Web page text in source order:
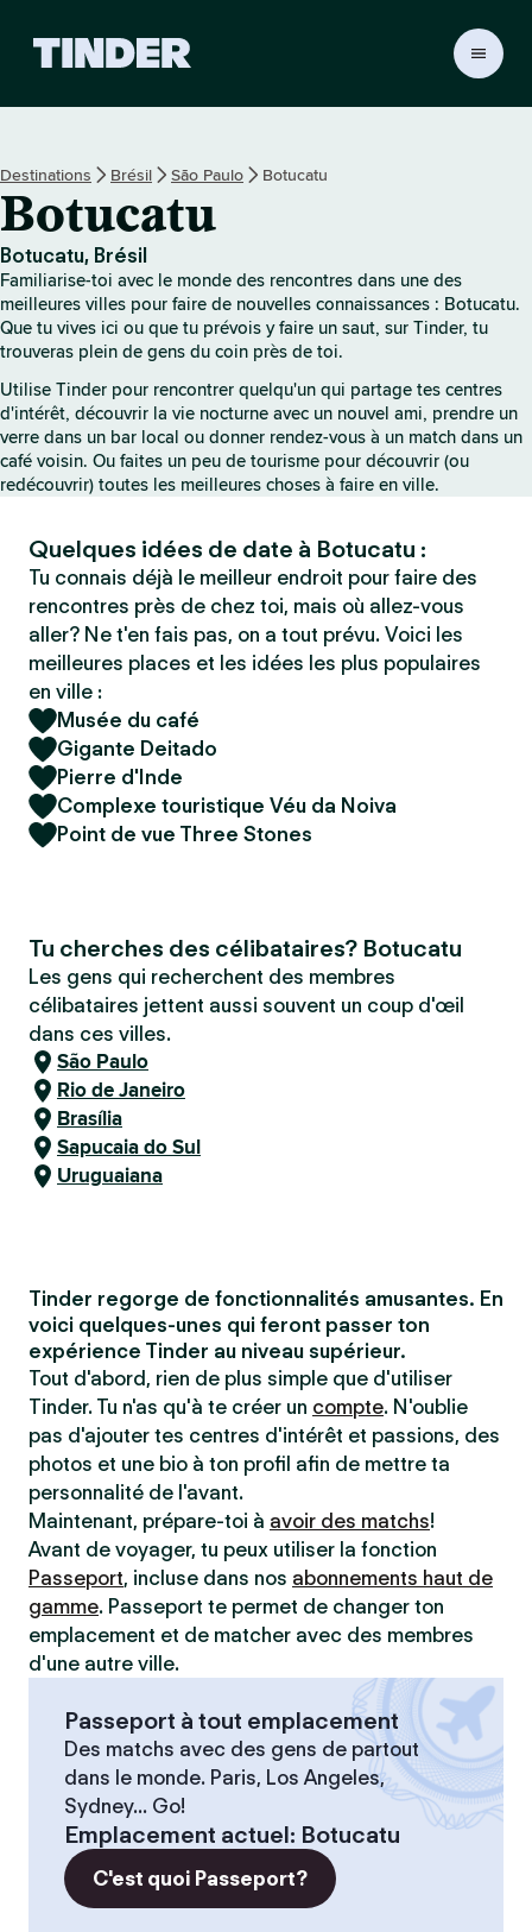
i
T
n
d
e
r
Destinations Brésil São Paulo Botucatu
Botucatu
Botucatu, Brésil
Familiarise-toi avec le monde des rencontres dans une des
meilleures villes pour faire de nouvelles connaissances : Botucatu.
Que tu vives ici ou que tu prévois y faire un saut, sur Tinder, tu
trouveras plein de gens du coin près de toi.
Utilise Tinder pour rencontrer quelqu'un qui partage tes centres
d'intérêt, découvrir la vie nocturne avec un nouvel ami, prendre un
verre dans un bar local ou donner rendez-vous à un match dans un
café voisin. Ou faites un peu de tourisme pour découvrir (ou
redécouvrir) toutes les meilleures choses à faire en ville.
Quelques idées de date à Botucatu :
Tu connais déjà le meilleur endroit pour faire des
rencontres près de chez toi, mais où allez-vous
aller? Ne t'en fais pas, on a tout prévu. Voici les
meilleures places et les idées les plus populaires
en ville :
Musée du café
Gigante Deitado
Pierre d'Inde
Complexe touristique Véu da Noiva
Point de vue Three Stones
Tu cherches des célibataires? Botucatu
Les gens qui recherchent des membres
célibataires jettent aussi souvent un coup d'œil
dans ces villes.
São Paulo
Rio de Janeiro
Brasília
Sapucaia do Sul
Uruguaiana
Tinder regorge de fonctionnalités amusantes. En
voici quelques-unes qui feront passer ton
expérience Tinder au niveau supérieur.
Tout d'abord, rien de plus simple que d'utiliser
Tinder. Tu n'as qu'à te créer un compte. N'oublie
pas d'ajouter tes centres d'intérêt et passions, des
photos et une bio à ton profil afin de mettre ta
personnalité de l'avant.
Maintenant, prépare-toi à avoir des matchs!
Avant de voyager, tu peux utiliser la fonction
Passeport, incluse dans nos abonnements haut de
gamme. Passeport te permet de changer ton
emplacement et de matcher avec des membres
d'une autre ville.
Passeport à tout emplacement
Des matchs avec des gens de partout
dans le monde. Paris, Los Angeles,
Sydney... Go!
Emplacement actuel: Botucatu
C'est quoi Passeport?